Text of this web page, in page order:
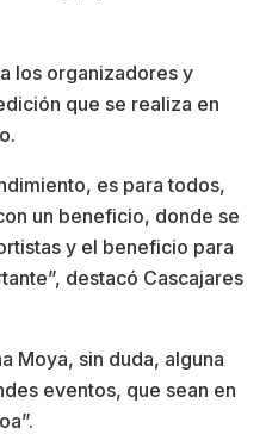
los organizadores y
que se realiza en
es para todos,
un beneficio, donde se
y el beneficio para
destacó Cascajares
Moya, sin duda, alguna
eventos, que sean en